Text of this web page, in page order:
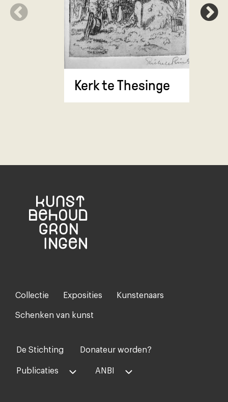
Kerk te Thesinge
Footer-
menu
Collectie Exposities Kunstenaars
Schenken van kunst
Voet
midden
De Stichting Donateur worden?
Publicaties ANBI